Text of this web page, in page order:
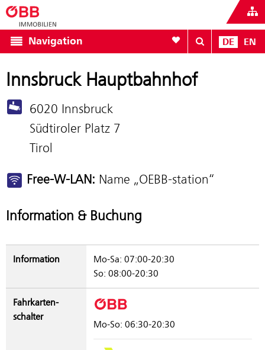
Navigation Zur Favoritenliste
DE EN
Innsbruck Hauptbahnhof
6020 Innsbruck
Südtiroler Platz 7
Tirol
Free-W-LAN: Name „OEBB-station“
Information & Buchung
Information
Mo-Sa: 07:00-20:30
So: 08:00-20:30
Fahrkarten­
schalter
Mo-So: 06:30-20:30